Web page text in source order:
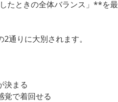
たときの全体バランス」**を最
通りに大別されます。
決まる
覚で着回せる